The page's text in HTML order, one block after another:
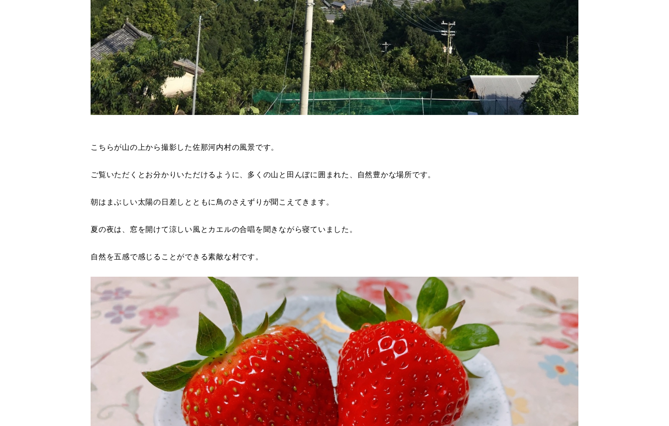
こちらが山の上から撮影した佐那河内村の風景です。
ご覧いただくとお分かりいただけるように、多くの山と田んぼに囲まれた、自然豊かな場所です。
朝はまぶしい太陽の日差しとともに鳥のさえずりが聞こえてきます。
夏の夜は、窓を開けて涼しい風とカエルの合唱を聞きながら寝ていました。
自然を五感で感じることができる素敵な村です。